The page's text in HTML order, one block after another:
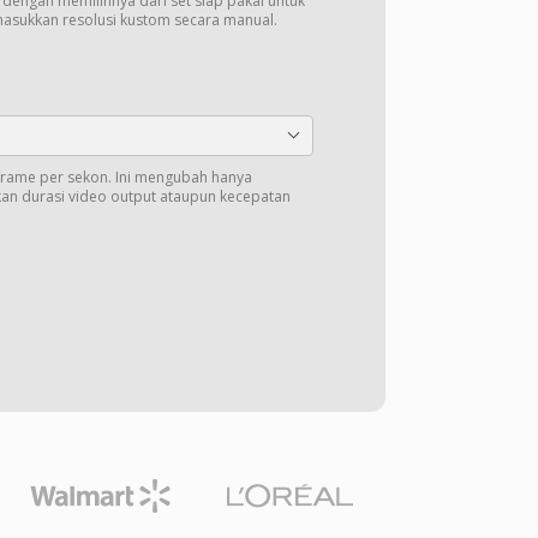
resolusi kustom secara manual.
per sekon. Ini mengubah hanya
durasi video output ataupun kecepatan